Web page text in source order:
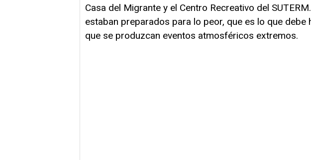
Casa del Migrante y el Centro Recreativo del
estaban preparados para lo peor, que es lo que
que se produzcan eventos atmosféricos extremos.